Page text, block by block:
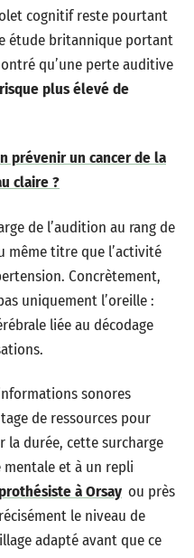
cognitif reste pourtant
étude britannique portant
qu’une perte auditive
risque plus élevé de
prévenir un cancer de la
claire ?
de l’audition au rang de
même titre que l’activité
Concrètement,
uniquement l’oreille :
liée au décodage
sonores
de ressources pour
la durée, cette surcharge
et à un repli
à Orsay ou près
le niveau de
adapté avant que ce